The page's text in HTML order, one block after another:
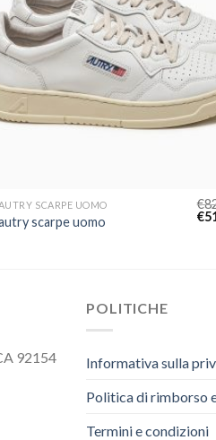
AUTRY SCARPE UOMO
scarpe uomo
€
€
92154
POLITICHE
Informativa sulla
Politica di rimborso
Termini e condizioni